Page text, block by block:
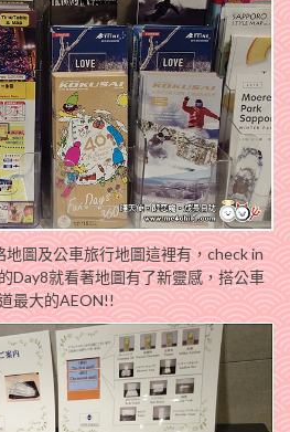
圖及公車旅行地圖這裡有，check in
Day8就看著地圖有了新靈感，搭公車
最大的AEON!!